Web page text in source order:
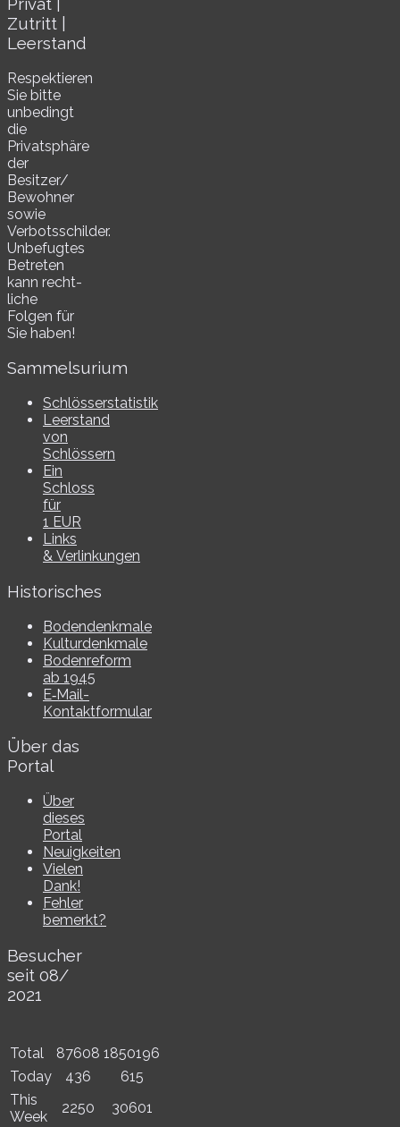
Zutritt |
Leerstand
Respektieren
Sie bitte
unbe­dingt
die
Privatsphäre
der
Besitzer/​
Bewohner
sowie
Verbotsschilder.
Unbefugtes
Betreten
kann recht­
li­che
Folgen für
Sie haben!
Sammelsurium
Schlösserstatistik
Leerstand
von
Schlössern
Ein
Schloss
für
1 EUR
Links
& Verlinkungen
Historisches
Bodendenkmale
Kulturdenkmale
Bodenreform
ab 1945
E‑Mail-​​
Kontaktformular
Über das
Portal
Über
dieses
Portal
Neuigkeiten
Vielen
Dank!
Fehler
bemerkt?
Besucher
seit 08/​
2021
Total 87608 1850196
Today
436
615
This
Week
2250 30601